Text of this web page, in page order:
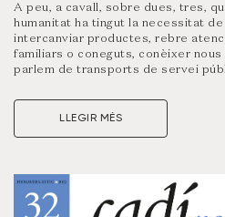
A peu, a cavall, sobre dues, tres,
humanitat ha tingut la necessitat
intercanviar productes, rebre
familiars o coneguts, conèixer
parlem de transports de servei
als cotxes de línia, autocars,
ordinaris –tots cinc mots sinònims,
matisos–, és a dir, un mitjà de
Barcelona amb Figueres des de
de 1878, i que ha marcat tant les
passa. No ens volem oblidar, però,
LLEGIR MÉS